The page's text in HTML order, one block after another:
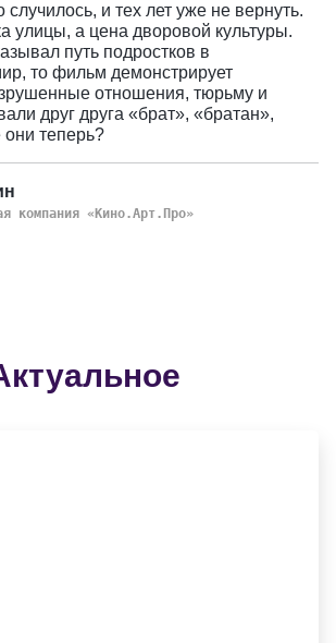
случилось, и тех лет уже не вернуть.
улицы, а цена дворовой культуры.
путь подростков в
то фильм демонстрирует
отношения, тюрьму и
друг друга «брат», «братан»,
теперь?
компания «Кино.Арт.Про»